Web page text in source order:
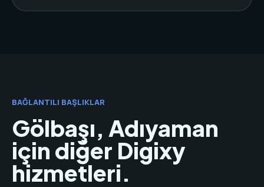
BAĞLANTILI BAŞLIKLAR
Gölbaşı, Adıyaman
için diğer Digixy
hizmetleri.